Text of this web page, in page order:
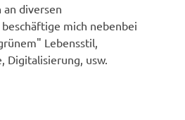
diversen
mich nebenbei
Lebensstil,
Digitalisierung, usw.